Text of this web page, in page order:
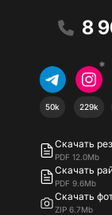
8
50k
*
229k
Скачать
PDF 12.0Mb
Скачать
PDF 9.6Mb
Скачать
ZIP 6.7Mb